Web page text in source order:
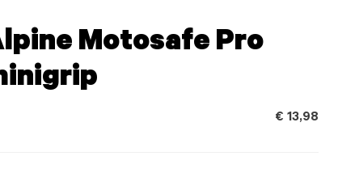
Motosafe Pro
€ 13,98